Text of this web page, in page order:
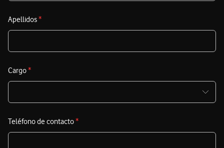
Apellidos*
Cargo*
Teléfono de contacto*